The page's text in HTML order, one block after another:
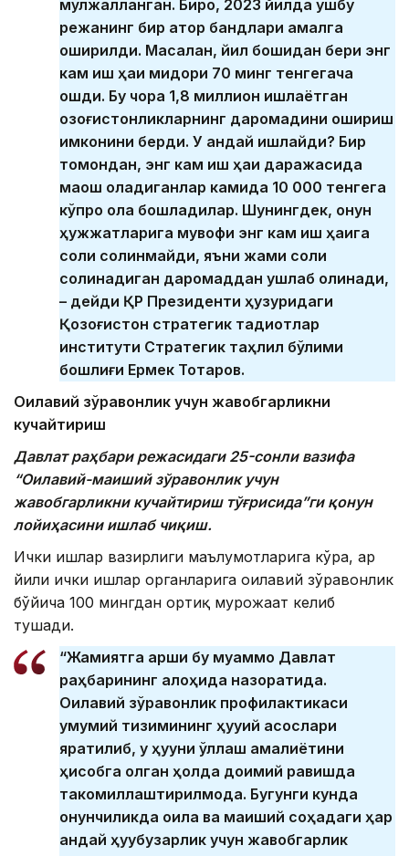
мўлжалланган. Бироқ, 2023 йилда ушбу
режанинг бир қатор бандлари амалга
оширилди. Масалан, йил бошидан бери энг
кам иш ҳақи миқдори 70 минг тенгегача
ошди. Бу чора 1,8 миллион ишлаётган
қозоғистонликларнинг даромадини ошириш
имконини берди. У қандай ишлайди? Бир
томондан, энг кам иш ҳақи даражасида
маош оладиганлар камида 10 000 тенгега
кўпроқ ола бошладилар. Шунингдек, қонун
ҳужжатларига мувофиқ энг кам иш ҳақига
солиқ солинмайди, яъни жами солиқ
солинадиган даромаддан ушлаб қолинади,
– дейди ҚР Президенти ҳузуридаги
Қозоғистон стратегик тадқиқотлар
институти Стратегик таҳлил бўлими
бошлиғи Ермек Тоқтаров.
Оилавий зўравонлик учун жавобгарликни
кучайтириш
Давлат раҳбари режасидаги 25-сонли вазифа
“Оилавий-маиший зўравонлик учун
жавобгарликни кучайтириш тўғрисида”ги қонун
лойиҳасини ишлаб чиқиш.
Ички ишлар вазирлиги маълумотларига кўра, ҳар
йили ички ишлар органларига оилавий зўравонлик
бўйича 100 мингдан ортиқ мурожаат келиб
тушади.
“Жамиятга қарши бу муаммо Давлат
раҳбарининг алоҳида назоратида.
Оилавий зўравонлик профилактикаси
умумий тизимининг ҳуқуқий асослари
яратилиб, у ҳуқуқни қўллаш амалиётини
ҳисобга олган ҳолда доимий равишда
такомиллаштирилмоқда. Бугунги кунда
қонунчиликда оила ва маиший соҳадаги ҳар
қандай ҳуқуқбузарлик учун жавобгарлик